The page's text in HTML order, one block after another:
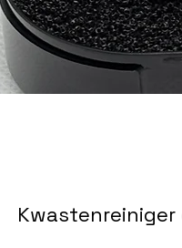
Kwastenreiniger